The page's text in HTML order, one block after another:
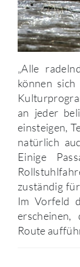
„Alle
können
an jeder
einsteigen,
natürlich
Einige
zuständig
Im Vorfeld
Route